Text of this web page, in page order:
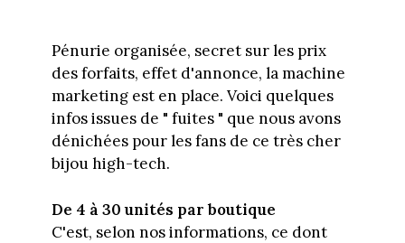
Pénurie organisée, secret sur les prix
des forfaits, effet d'annonce, la machine
marketing est en place. Voici quelques
infos issues de " fuites " que nous avons
dénichées pour les fans de ce très cher
bijou high-tech.
De 4 à 30 unités par boutique
C'est, selon nos informations, ce dont